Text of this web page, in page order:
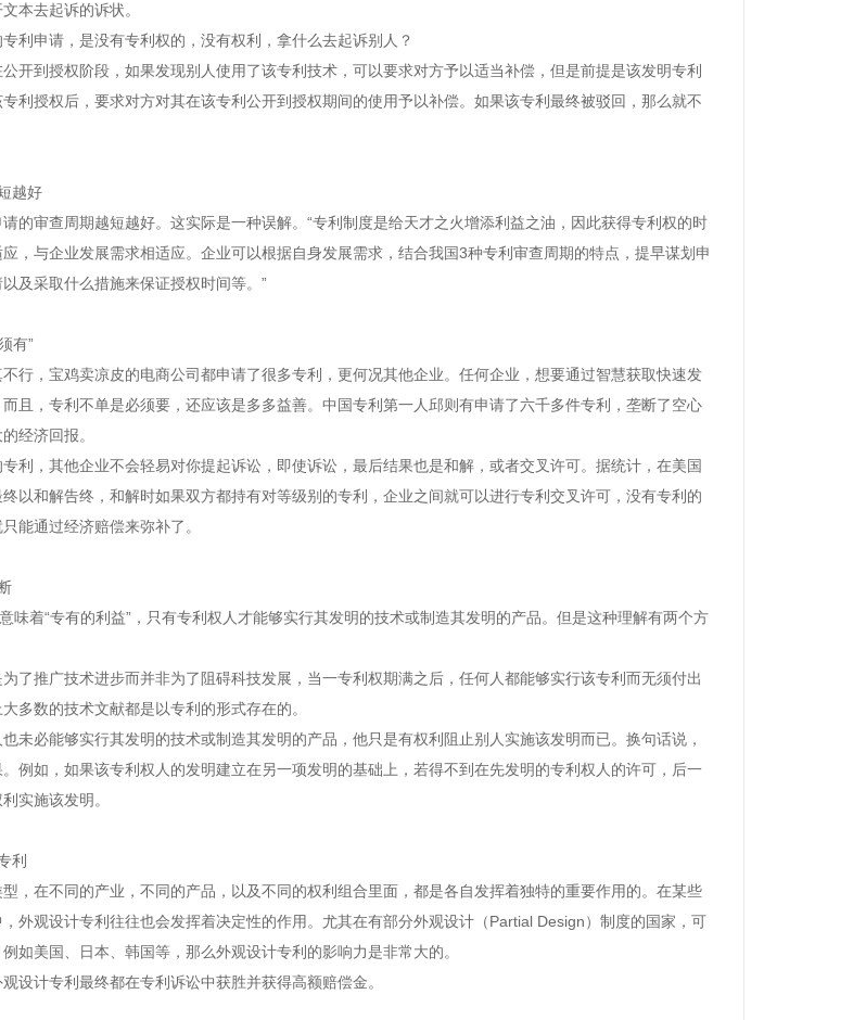
本去起诉的诉状。
利申请，是没有专利权的，没有权利，拿什么去起诉别人？
开到授权阶段，如果发现别人使用了该专利技术，可以要求对方予以适当补偿，但是前提是该发明专利
利授权后，要求对方对其在该专利公开到授权期间的使用予以补偿。如果该专利最终被驳回，那么就不
越好
的审查周期越短越好。这实际是一种误解。 “专利制度是给天才之火增添利益之油，因此获得专利权的时
，与企业发展需求相适应。企业可以根据自身发展需求，结合我国3种专利审查周期的特点，提早谋划申
及采取什么措施来保证授权时间等。”
有”
行，宝鸡卖凉皮的电商公司都申请了很多专利，更何况其他企业。任何企业，想要通过智慧获取快速发
且，专利不单是必须要，还应该是多多益善。中国专利第一人邱则有申请了六千多件专利，垄断了空心
经济回报。
利，其他企业不会轻易对你提起诉讼，即使诉讼，最后结果也是和解，或者交叉许可。据统计，在美国
终以和解告终，和解时如果双方都持有对等级别的专利，企业之间就可以进行专利交叉许可，没有专利的
能通过经济赔偿来弥补了。
味着“专有的利益”，只有专利权人才能够实行其发明的技术或制造其发明的产品。但是这种理解有两个方
了推广技术进步而并非为了阻碍科技发展，当一专利权期满之后，任何人都能够实行该专利而无须付出
多数的技术文献都是以专利的形式存在的。
未必能够实行其发明的技术或制造其发明的产品，他只是有权利阻止别人实施该发明而已。换句话说，
例如，如果该专利权人的发明建立在另一项发明的基础上，若得不到在先发明的专利权人的许可，后一
实施该发明。
利
，在不同的产业，不同的产品，以及不同的权利组合里面，都是各自发挥着独特的重要作用的。在某些
外观设计专利往往也会发挥着决定性的作用。 尤其在有部分外观设计（Partial Design）制度的国家，可
如美国、日本、韩国等，那么外观设计专利的影响力是非常大的。
设计专利最终都在专利诉讼中获胜并获得高额赔偿金。